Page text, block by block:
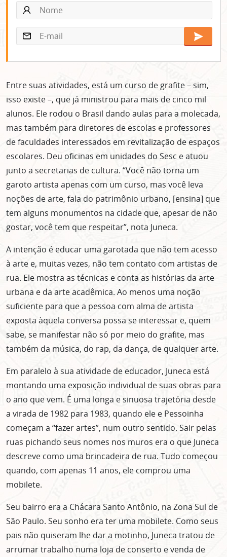
Entre suas atividades, está um curso de grafite – sim,
isso existe –, que já ministrou para mais de cinco mil
alunos. Ele rodou o Brasil dando aulas para a molecada,
mas também para diretores de escolas e professores
de faculdades interessados em revitalização de espaços
escolares. Deu oficinas em unidades do Sesc e atuou
junto a secretarias de cultura. “Você não torna um
garoto artista apenas com um curso, mas você leva
noções de arte, fala do patrimônio urbano, [ensina] que
tem alguns monumentos na cidade que, apesar de não
gostar, você tem que respeitar”, nota Juneca.
A intenção é educar uma garotada que não tem acesso
à arte e, muitas vezes, não tem contato com artistas de
rua. Ele mostra as técnicas e conta as histórias da arte
urbana e da arte acadêmica. Ao menos uma noção
suficiente para que a pessoa com alma de artista
exposta àquela conversa possa se interessar e, quem
sabe, se manifestar não só por meio do grafite, mas
também da música, do rap, da dança, de qualquer arte.
Em paralelo à sua atividade de educador, Juneca está
montando uma exposição individual de suas obras para
o ano que vem. É uma longa e sinuosa trajetória desde
a virada de 1982 para 1983, quando ele e Pessoinha
começam a “fazer artes”, num outro sentido. Sair pelas
ruas pichando seus nomes nos muros era o que Juneca
descreve como uma brincadeira de rua. Tudo começou
quando, com apenas 11 anos, ele comprou uma
mobilete.
Seu bairro era a Chácara Santo Antônio, na Zona Sul de
São Paulo. Seu sonho era ter uma mobilete. Como seus
pais não quiseram lhe dar a motinho, Juneca tratou de
arrumar trabalho numa loja de conserto e venda de